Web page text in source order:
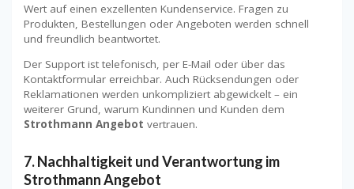
Wert auf einen exzellenten Kundenservice. Fragen zu
Produkten, Bestellungen oder Angeboten werden schnell
und freundlich beantwortet.
Der Support ist telefonisch, per E-Mail oder über das
Kontaktformular erreichbar. Auch Rücksendungen oder
Reklamationen werden unkompliziert abgewickelt – ein
weiterer Grund, warum Kundinnen und Kunden dem
Strothmann Angebot vertrauen.
7. Nachhaltigkeit und Verantwortung im
Strothmann Angebot